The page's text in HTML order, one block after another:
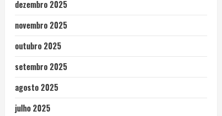
dezembro 2025
novembro 2025
outubro 2025
setembro 2025
agosto 2025
julho 2025